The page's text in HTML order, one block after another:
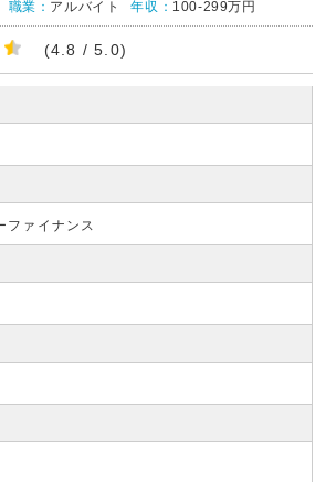
職業： アルバイト 年収： 100-299万円
(4.8 / 5.0)
ファイナンス